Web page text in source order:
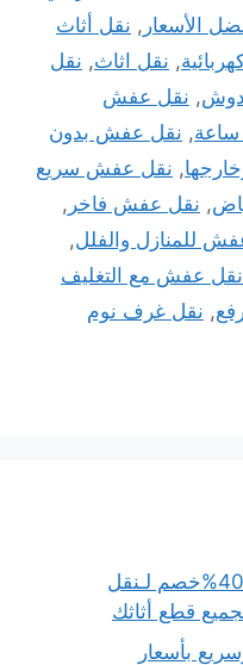
الأسعار , نقل أثاث
, نقل اثاث, نقل
, نقل عفش
, نقل عفش بدون
, نقل عفش سريع
, نقل عفش فاخر ,
للمنازل والفلل,
نقل عفش مع التغليف
, نقل غرف نوم
دينا نقل عفش حي الياسمين.بـ40%خصم لـنقل
قطع أثاثك
بأسعار